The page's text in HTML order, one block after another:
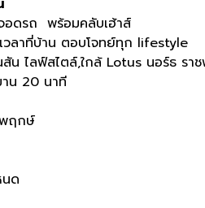
ดรถ พร้อมคลับเฮ้าส์
ลาที่บ้าน ตอบโจทย์ทุก lifestyle
น ไลฟ์สไตล์,ใกล้ Lotus นอร์ธ รา
าน 20 นาที
ฤกษ์
นด